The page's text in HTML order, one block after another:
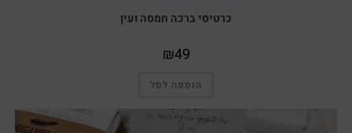
כרטיסי ברכה חמסה ועין
₪49
הוספה לסל